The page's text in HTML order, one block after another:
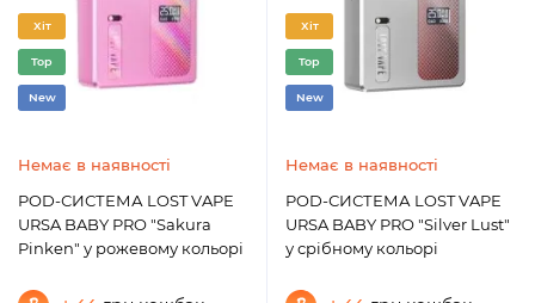
Хіт
Top
New
Немає в наявності
POD-СИСТЕМА LOST VAPE
URSA BABY PRO "Sakura
Pinken" у рожевому кольорі
Хіт
Top
New
Немає в наявності
POD-СИСТЕМА LOST VAPE
URSA BABY PRO "Silver Lust"
у срібному кольорі